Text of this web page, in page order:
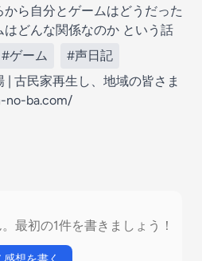
ら自分とゲームはどうだった
どんな関係なのか という話
#ゲーム
#声日記
| 古民家再生し、地域の皆さま
no-ba.com/
最初の1件を書きましょう！